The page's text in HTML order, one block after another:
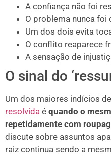
A confiança não foi
O problema nunca foi
Um dos dois evita
O conflito reaparece
A sensação de
O sinal do
Um dos maiores indícios
resolvida é quando o
repetidamente com
discute sobre assuntos
raiz continua sendo a